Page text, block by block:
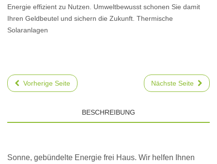
Energie effizient zu Nutzen. Umweltbewusst schonen Sie damit
Ihren Geldbeutel und sichern die Zukunft. Thermische
Solaranlagen
Vorherige Seite Nächste Seite
BESCHREIBUNG
Sonne, gebündelte Energie frei Haus. Wir helfen Ihnen